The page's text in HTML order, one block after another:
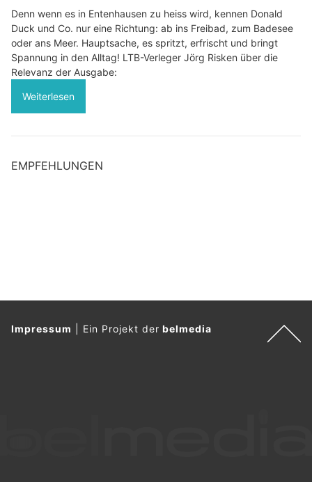
Denn wenn es in Entenhausen zu heiss wird, kennen Donald
Duck und Co. nur eine Richtung: ab ins Freibad, zum Badesee
oder ans Meer. Hauptsache, es spritzt, erfrischt und bringt
Spannung in den Alltag! LTB-Verleger Jörg Risken über die
Relevanz der Ausgabe:
Weiterlesen
EMPFEHLUNGEN
Impressum Ein Projekt derbelmedia